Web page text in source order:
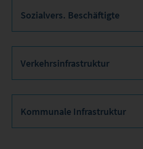
Sozialvers. Beschäftigte
Verkehrsinfrastruktur
Kommunale Infrastruktur